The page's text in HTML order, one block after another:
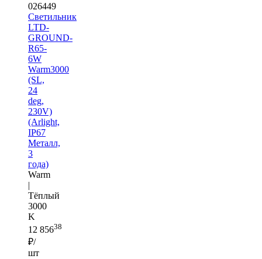
026449
Светильник
LTD-
GROUND-
R65-
6W
Warm3000
(SL,
24
deg,
230V)
(Arlight,
IP67
Металл,
3
года)
Warm
|
Тёплый
3000
K
12 85638
₽/
шт